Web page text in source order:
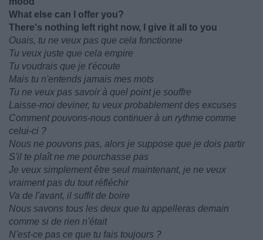
What else can I offer you?
There's nothing left right now, I give it all to you
Ouais, tu ne veux pas que cela fonctionne
Tu veux juste que cela empire
Tu voudrais que je t'écoute
Mais tu n'entends jamais mes mots
Tu ne veux pas savoir à quel point je souffre
Laisse-moi deviner, tu veux probablement des excuses
Comment pouvons-nous continuer à un rythme comme
celui-ci ?
Nous ne pouvons pas, alors je suppose que je dois partir
S'il te plaît ne me pourchasse pas
Je veux simplement être seul maintenant, je ne veux
vraiment pas du tout réfléchir
Va de l'avant, il suffit de boire
Nous savons tous les deux que tu appelleras demain
comme si de rien n'était
N'est-ce pas ce que tu fais toujours ?